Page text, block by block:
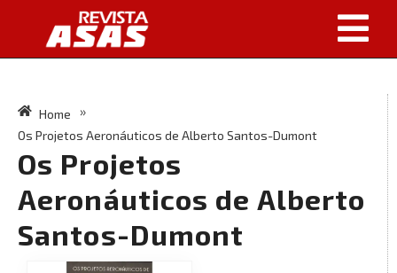
Home »
Os Projetos Aeronáuticos de Alberto Santos-Dumont
Os Projetos
Aeronáuticos de Alberto
Santos-Dumont